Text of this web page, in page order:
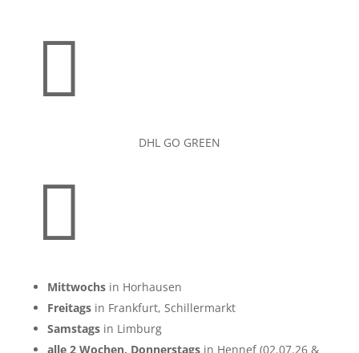

DHL GO GREEN

Mittwochsin Horhausen
Freitagsin Frankfurt, Schillermarkt
Samstagsin Limburg
alle 2 Wochen, Donnerstagsin Hennef (02.07.26 &